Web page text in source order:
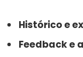
Histórico e
Feedback e